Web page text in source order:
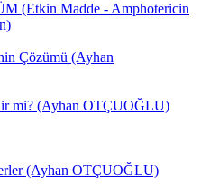
(Etkin Madde - Amphotericin
Çözümü (Ayhan
mi? (Ayhan OTÇUOĞLU)
(Ayhan OTÇUOĞLU)